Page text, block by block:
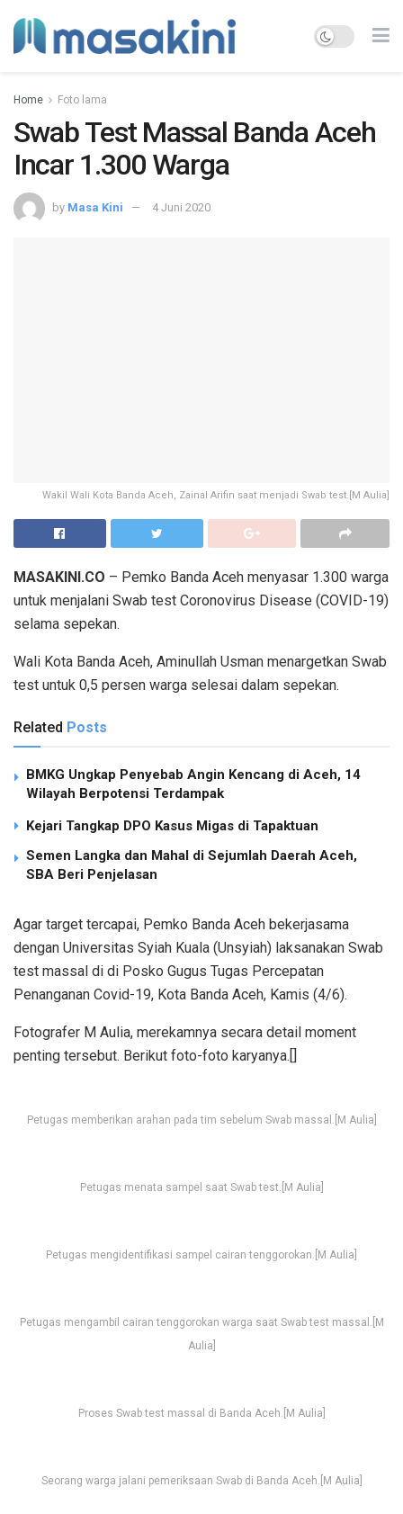
Home Foto lama
Swab Test Massal Banda Aceh
Incar 1.300 Warga
by Masa Kini 4 Juni 2020
Wakil Wali Kota Banda Aceh, Zainal Arifin saat menjadi Swab test.[M Aulia]
MASAKINI.CO – Pemko Banda Aceh menyasar 1.300 warga
untuk menjalani Swab test Coronovirus Disease (COVID-19)
selama sepekan.
Wali Kota Banda Aceh, Aminullah Usman menargetkan Swab
test untuk 0,5 persen warga selesai dalam sepekan.
Related Posts
BMKG Ungkap Penyebab Angin Kencang di Aceh, 14
Wilayah Berpotensi Terdampak
Kejari Tangkap DPO Kasus Migas di Tapaktuan
Semen Langka dan Mahal di Sejumlah Daerah Aceh,
SBA Beri Penjelasan
Agar target tercapai, Pemko Banda Aceh bekerjasama
dengan Universitas Syiah Kuala (Unsyiah) laksanakan Swab
test massal di di Posko Gugus Tugas Percepatan
Penanganan Covid-19, Kota Banda Aceh, Kamis (4/6).
Fotografer M Aulia, merekamnya secara detail moment
penting tersebut. Berikut foto-foto karyanya.[]
Petugas memberikan arahan pada tim sebelum Swab massal.[M Aulia]
Petugas menata sampel saat Swab test.[M Aulia]
Petugas mengidentifikasi sampel cairan tenggorokan.[M Aulia]
Petugas mengambil cairan tenggorokan warga saat Swab test massal.[M
Aulia]
Proses Swab test massal di Banda Aceh.[M Aulia]
Seorang warga jalani pemeriksaan Swab di Banda Aceh.[M Aulia]